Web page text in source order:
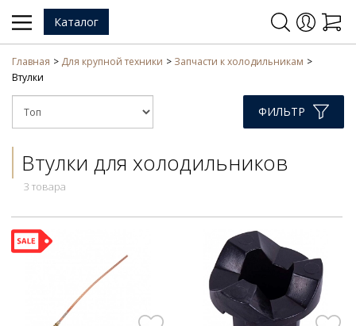
Каталог
Главная Для крупной техники
Запчасти к холодильникам
Втулки
ФИЛЬТР
Втулки для холодильников
3 товара